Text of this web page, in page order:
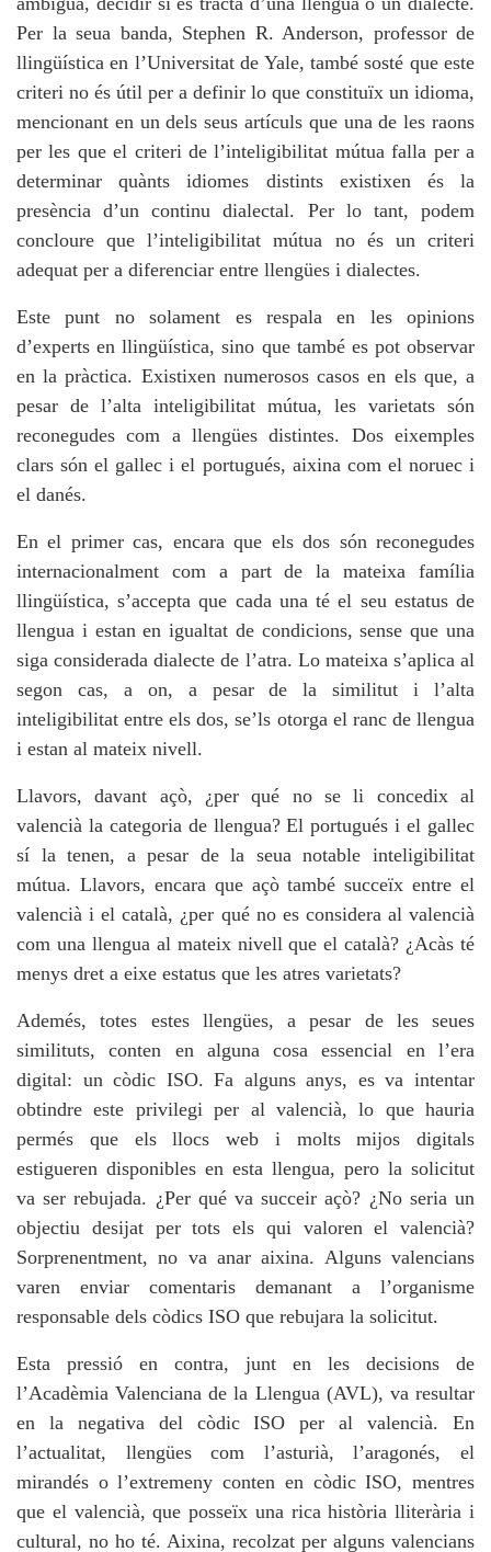
Per la seua banda, Stephen R. Anderson, professor de
llingüística en l’Universitat de Yale, també sosté que este
criteri no és útil per a definir lo que constituïx un idioma,
mencionant en un dels seus artículs que una de les raons
per les que el criteri de l’inteligibilitat mútua falla per a
determinar quànts idiomes distints existixen és la
presència d’un continu dialectal. Per lo tant, podem
concloure que l’inteligibilitat mútua no és un criteri
adequat per a diferenciar entre llengües i dialectes.
Este punt no solament es respala en les opinions
d’experts en llingüística, sino que també es pot observar
en la pràctica. Existixen numerosos casos en els que, a
pesar de l’alta inteligibilitat mútua, les varietats són
reconegudes com a llengües distintes. Dos eixemples
clars són el gallec i el portugués, aixina com el noruec i
el danés.
En el primer cas, encara que els dos són reconegudes
internacionalment com a part de la mateixa família
llingüística, s’accepta que cada una té el seu estatus de
llengua i estan en igualtat de condicions, sense que una
siga considerada dialecte de l’atra. Lo mateixa s’aplica al
segon cas, a on, a pesar de la similitut i l’alta
inteligibilitat entre els dos, se’ls otorga el ranc de llengua
i estan al mateix nivell.
Llavors, davant açò, ¿per qué no se li concedix al
valencià la categoria de llengua? El portugués i el gallec
sí la tenen, a pesar de la seua notable inteligibilitat
mútua. Llavors, encara que açò també succeïx entre el
valencià i el català, ¿per qué no es considera al valencià
com una llengua al mateix nivell que el català? ¿Acàs té
menys dret a eixe estatus que les atres varietats?
Ademés, totes estes llengües, a pesar de les seues
similituts, conten en alguna cosa essencial en l’era
digital: un còdic ISO. Fa alguns anys, es va intentar
obtindre este privilegi per al valencià, lo que hauria
permés que els llocs web i molts mijos digitals
estigueren disponibles en esta llengua, pero la solicitut
va ser rebujada. ¿Per qué va succeir açò? ¿No seria un
objectiu desijat per tots els qui valoren el valencià?
Sorprenentment, no va anar aixina. Alguns valencians
varen enviar comentaris demanant a l’organisme
responsable dels còdics ISO que rebujara la solicitut.
Esta pressió en contra, junt en les decisions de
l’Acadèmia Valenciana de la Llengua (AVL), va resultar
en la negativa del còdic ISO per al valencià. En
l’actualitat, llengües com l’asturià, l’aragonés, el
mirandés o l’extremeny conten en còdic ISO, mentres
que el valencià, que posseïx una rica història lliterària i
cultural, no ho té. Aixina, recolzat per alguns valencians